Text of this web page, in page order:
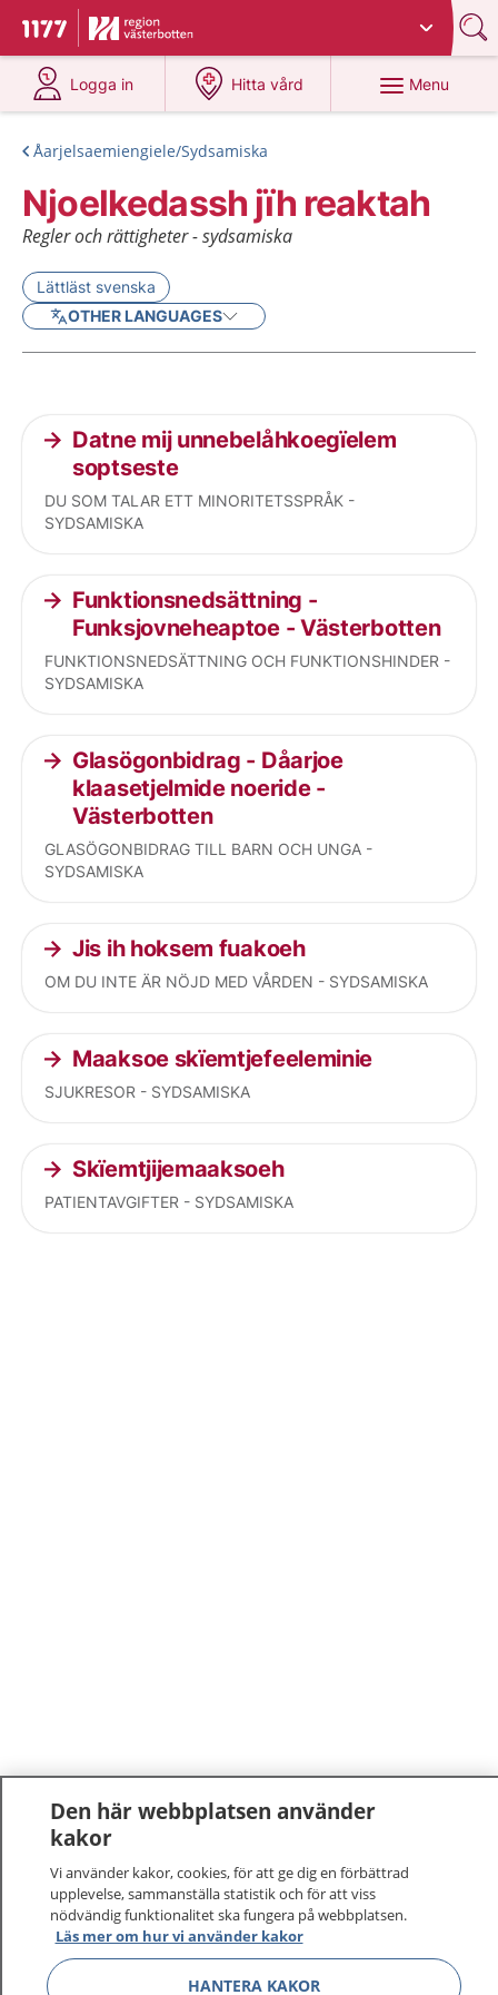
To start page for 1177
Du har valt region
Logga in
at 1177.se
Hitta vård
at 1177.se
Menu
Åarjelsaemiengiele/Sydsamiska
Njoelkedassh jïh reaktah
Regler och rättigheter - sydsamiska
Lättläst svenska
OTHER LANGUAGES
Current articles
Datne mij unnebelåhkoegïelem
soptseste
DU SOM TALAR ETT MINORITETSSPRÅK -
SYDSAMISKA
Funktionsnedsättning -
Funksjovneheaptoe - Västerbotten
FUNKTIONSNEDSÄTTNING OCH FUNKTIONSHINDER -
SYDSAMISKA
Glasögonbidrag - Dåarjoe
klaasetjelmide noeride -
Västerbotten
GLASÖGONBIDRAG TILL BARN OCH UNGA -
SYDSAMISKA
Jis ih hoksem fuakoeh
OM DU INTE ÄR NÖJD MED VÅRDEN - SYDSAMISKA
Maaksoe skïemtjefeeleminie
SJUKRESOR - SYDSAMISKA
Skïemtjijemaaksoeh
PATIENTAVGIFTER - SYDSAMISKA
1177–tryggt om din hälsa och vård
Den här webbplatsen använder
kakor
Vi använder kakor, cookies, för att ge dig en förbättrad
upplevelse, sammanställa statistik och för att viss
nödvändig funktionalitet ska fungera på webbplatsen.
Läs mer om hur vi använder kakor
HANTERA KAKOR